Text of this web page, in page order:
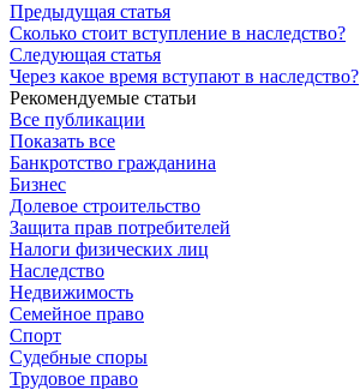
Предыдущая статья
Сколько стоит вступление в наследство?
Следующая статья
Через какое время вступают в наследство?
Рекомендуемые статьи
Все публикации
Показать все
Банкротство гражданина
Бизнес
Долевое строительство
Защита прав потребителей
Налоги физических лиц
Наследство
Недвижимость
Семейное право
Спорт
Судебные споры
Трудовое право